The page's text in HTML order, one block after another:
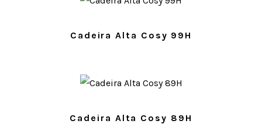
Cadeira Alta Cosy 99H
Cadeira Alta Cosy 89H